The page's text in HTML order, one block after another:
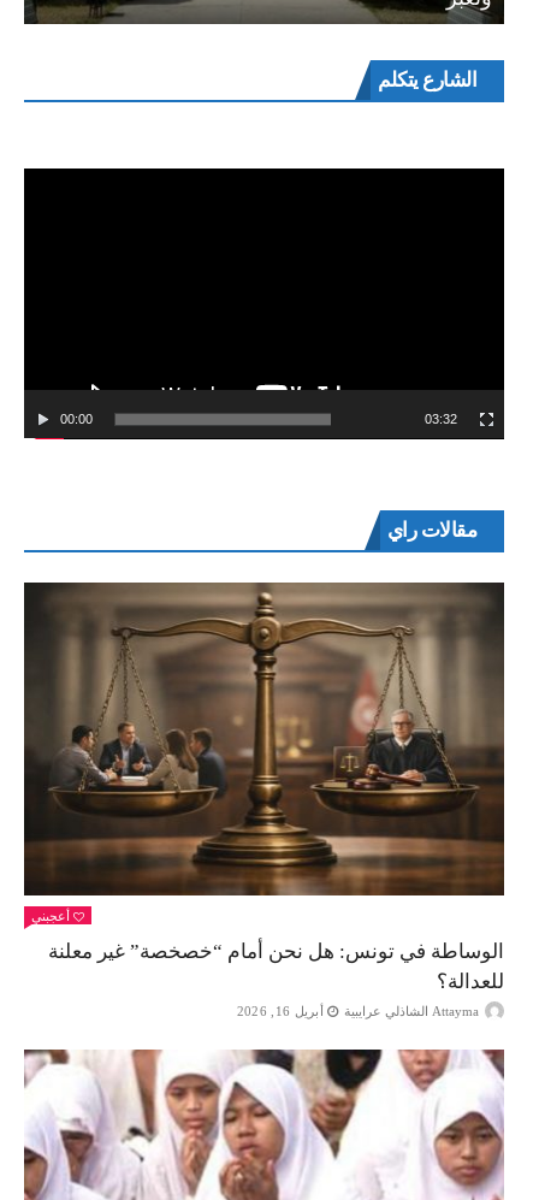
الشارع يتكلممشغل
00:00 03:32
مقالات راي
أعجبني
الوساطة في تونس: هل نحن أمام “خصخصة” غير معلنة
للعدالة؟
Attayma الشاذلي عرايبية أبريل 16, 2026